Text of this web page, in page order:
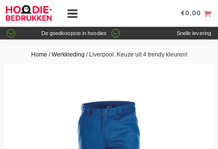
€0,00
De goedkoopste in hoodies Snelle levering
Home /Werkkleding / Liverpool. Keuze uit 4 trendy kleuren!